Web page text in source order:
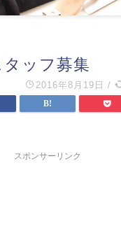
ッフ募集
2016年8月19日 /
スポンサーリンク